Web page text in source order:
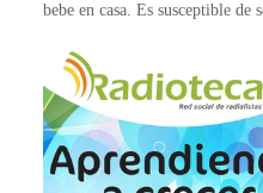
bebe en casa. Es susceptible de